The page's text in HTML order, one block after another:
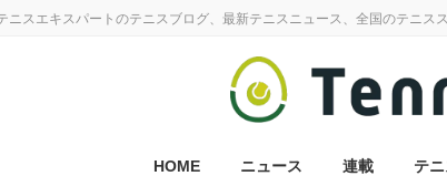
ニスエキスパートのテニスブログ、最新テニスニュース、全国のテニ
HOME ニュース 連載 テ